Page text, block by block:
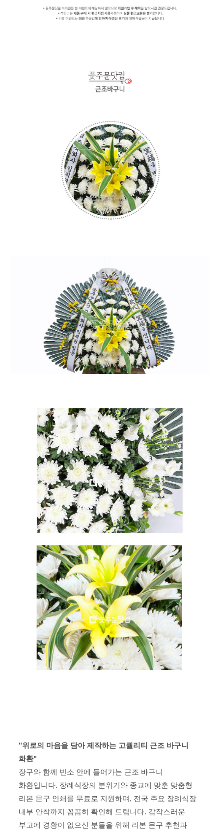
"위로의 마음을 담아 제작하는 고퀄리티 근조 바구니
화환"
장구와 함께 빈소 안에 들어가는 근조 바구니
화환입니다. 장례식장의 분위기와 종교에 맞춘 맞춤형
리본 문구 인쇄를 무료로 지원하며, 전국 주요 장례식장
내부 안착까지 꼼꼼히 확인해 드립니다. 갑작스러운
부고에 경황이 없으신 분들을 위해 리본 문구 추천과